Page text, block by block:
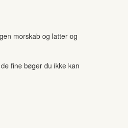
morskab og latter og
fine bøger du ikke kan